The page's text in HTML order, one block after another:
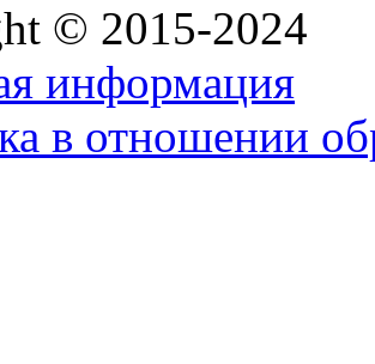
© 2015-2024
информация
в отношении